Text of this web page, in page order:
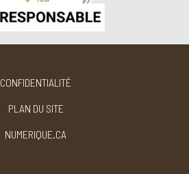
CONFIDENTIALITÉ
PLAN DU SITE
NUMERIQUE.CA